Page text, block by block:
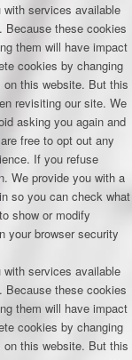
services available
Because these cookies
them will have impact
cookies by changing
this website. But this
revisiting our site. We
asking you again and
free to opt out any
If you refuse
We provide you with a
so you can check what
show or modify
your browser security
services available
Because these cookies
them will have impact
cookies by changing
this website. But this